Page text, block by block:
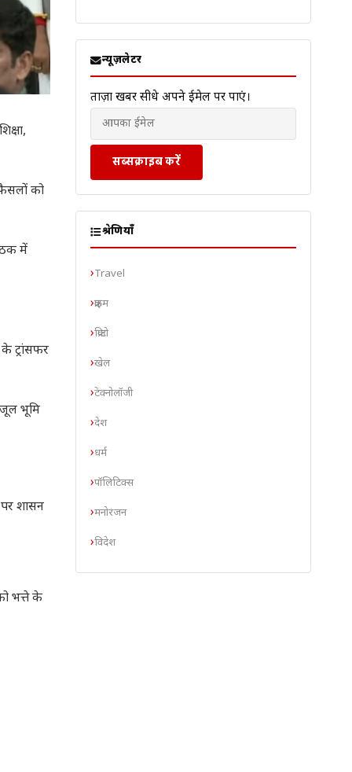
को
में
ट्रांसफर
भूमि
शासन
भत्ते के
न्यूज़लेटर
ताज़ा खबरें सीधे अपने ईमेल पर पाएं।
सब्सक्राइब करें
श्रेणियाँ
Travel
क्राइम
क्रिप्टो
खेल
टेक्नोलॉजी
देश
धर्म
पॉलिटिक्स
मनोरंजन
विदेश